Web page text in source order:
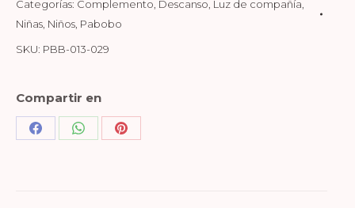
Categorías: Complemento Descanso Luz de compañía
Niñas Niños Pabobo
SKU: PBB-013-029
Compartir en
Share Share Share